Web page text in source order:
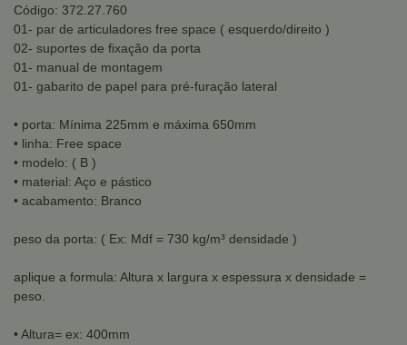
Código: 372.27.760
01- par de articuladores free space ( esquerdo/direito )
02- suportes de fixação da porta
01- manual de montagem
01- gabarito de papel para pré-furação lateral
• porta: Mínima 225mm e máxima 650mm
• linha: Free space
• modelo: ( B )
• material: Aço e pástico
• acabamento: Branco
peso da porta: ( Ex: Mdf = 730 kg/m³ densidade )
aplique a formula: Altura x largura x espessura x densidade =
peso.
• Altura= ex: 400mm